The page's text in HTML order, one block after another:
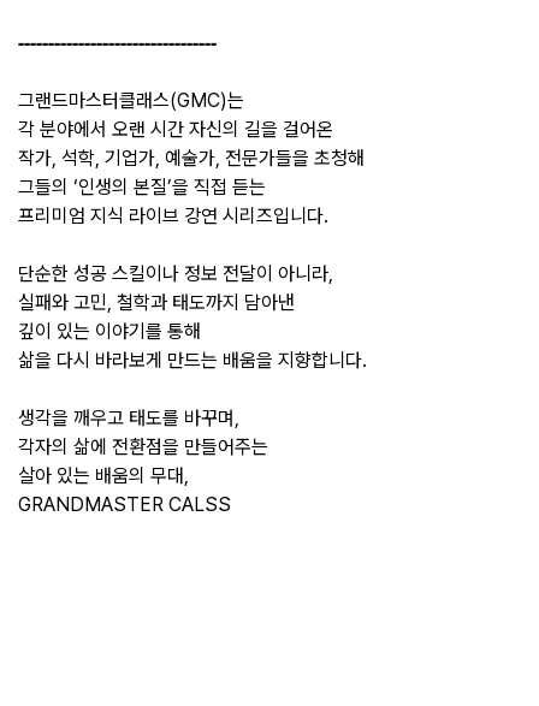
---------------------------------
그랜드마스터클래스(GMC)는
각 분야에서 오랜 시간 자신의 길을 걸어온
작가, 석학, 기업가, 예술가, 전문가들을 초청해
그들의 ‘인생의 본질’을 직접 듣는
프리미엄 지식 라이브 강연 시리즈입니다.
단순한 성공 스킬이나 정보 전달이 아니라,
실패와 고민, 철학과 태도까지 담아낸
깊이 있는 이야기를 통해
삶을 다시 바라보게 만드는 배움을 지향합니다.
생각을 깨우고 태도를 바꾸며,
각자의 삶에 전환점을 만들어주는
살아 있는 배움의 무대,
GRANDMASTER CALSS